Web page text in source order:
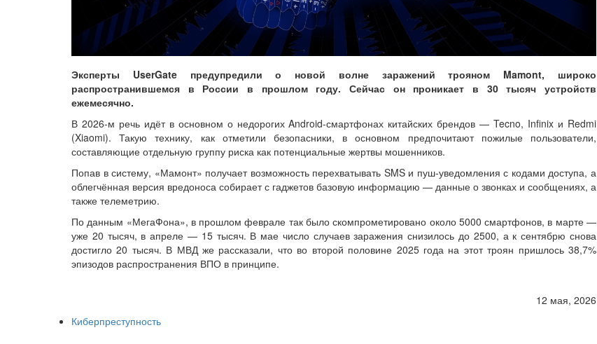
Эксперты UserGate предупредили о новой волне заражений трояном Mamont, широко
распространившемся в России в прошлом году. Сейчас он проникает в 30 тысяч устройств
ежемесячно.
В 2026-м речь идёт в основном о недорогих Android-смартфонах китайских брендов — Tecno, Infinix и Redmi
(Xiaomi). Такую технику, как отметили безопасники, в основном предпочитают пожилые пользователи,
составляющие отдельную группу риска как потенциальные жертвы мошенников.
Попав в систему, «Мамонт» получает возможность перехватывать SMS и пуш-уведомления с кодами доступа, а
облегчённая версия вредоноса собирает с гаджетов базовую информацию — данные о звонках и сообщениях, а
также телеметрию.
По данным «МегаФона», в прошлом феврале так было скомпрометировано около 5000 смартфонов, в марте —
уже 20 тысяч, в апреле — 15 тысяч. В мае число случаев заражения снизилось до 2500, а к сентябрю снова
достигло 20 тысяч. В МВД же рассказали, что во второй половине 2025 года на этот троян пришлось 38,7%
эпизодов распространения ВПО в принципе.
12 мая, 2026
Киберпреступность